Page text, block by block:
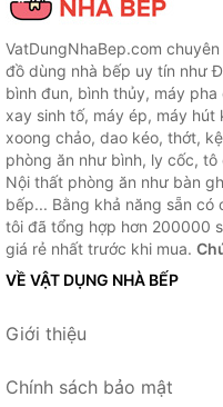
VatDungNhaBep.com
đồ dùng nhà bếp uy tín như
bình đun, bình thủy, máy
xay sinh tố, máy ép, máy hút
xoong chảo, dao kéo, thớt,
phòng ăn như bình, ly cốc,
Nội thất phòng ăn như bàn
bếp... Bằng khả năng sẵn
tôi đã tổng hợp hơn 200000
giá rẻ nhất trước khi mua.
VỀ VẬT DỤNG NHÀ BẾP
Giới thiệu
Chính sách bảo mật